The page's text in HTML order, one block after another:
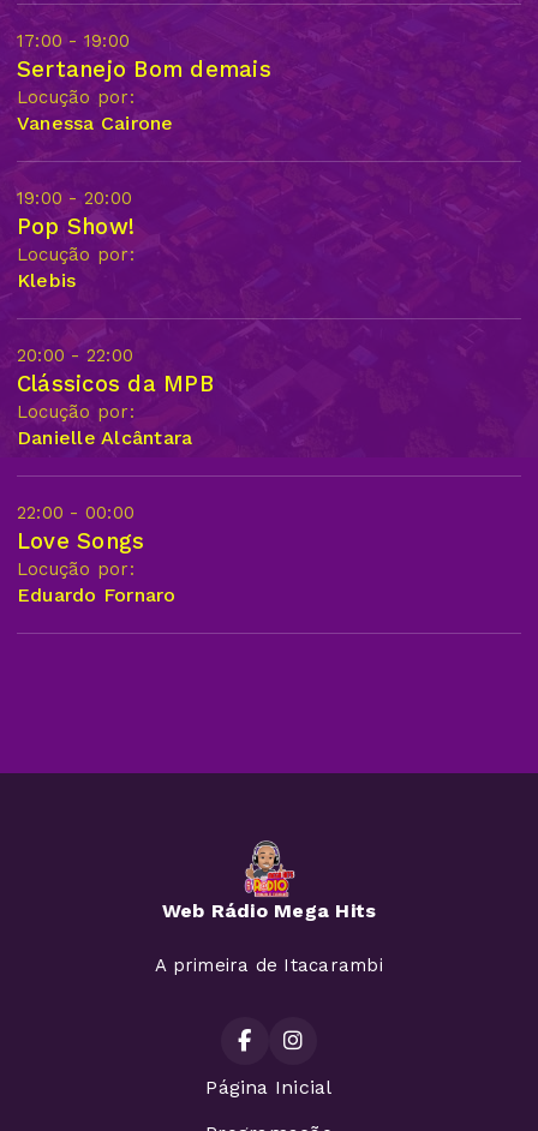
17:00 - 19:00
Sertanejo Bom demais
Locução por:
Vanessa Cairone
19:00 - 20:00
Pop Show!
Locução por:
Klebis
20:00 - 22:00
Clássicos da MPB
Locução por:
Danielle Alcântara
22:00 - 00:00
Love Songs
Locução por:
Eduardo Fornaro
Web Rádio Mega Hits
A primeira de Itacarambi
Página Inicial